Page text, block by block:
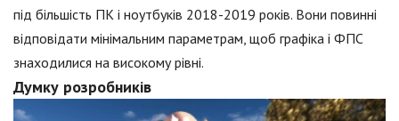
під більшість ПК і ноутбуків 2018-2019 років. Вони повинні
відповідати мінімальним параметрам, щоб графіка і ФПС
знаходилися на високому рівні.
Думку розробників